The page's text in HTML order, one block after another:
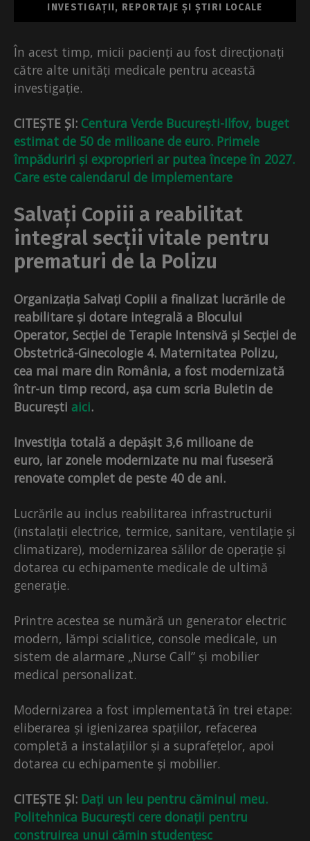
INVESTIGAȚII, REPORTAJE ȘI ȘTIRI LOCALE
În acest timp, micii pacienți au fost direcționați
către alte unități medicale pentru această
investigație.
CITEȘTE ȘI: Centura Verde București-Ilfov, buget
estimat de 50 de milioane de euro. Primele
împăduriri și exproprieri ar putea începe în 2027.
Care este calendarul de implementare
Salvați Copiii a reabilitat
integral secții vitale pentru
prematuri de la Polizu
Organizația Salvați Copiii a finalizat lucrările de
reabilitare și dotare integrală a Blocului
Operator, Secției de Terapie Intensivă și Secției de
Obstetrică-Ginecologie 4. Maternitatea Polizu,
cea mai mare din România, a fost modernizată
într-un timp record, așa cum scria Buletin de
București aici.
Investiția totală a depășit 3,6 milioane de
euro, iar zonele modernizate nu mai fuseseră
renovate complet de peste 40 de ani.
Lucrările au inclus reabilitarea infrastructurii
(instalații electrice, termice, sanitare, ventilație și
climatizare), modernizarea sălilor de operație și
dotarea cu echipamente medicale de ultimă
generație.
Printre acestea se numără un generator electric
modern, lămpi scialitice, console medicale, un
sistem de alarmare „Nurse Call” și mobilier
medical personalizat.
Modernizarea a fost implementată în trei etape:
eliberarea și igienizarea spațiilor, refacerea
completă a instalațiilor și a suprafețelor, apoi
dotarea cu echipamente și mobilier.
CITEȘTE ȘI: Dați un leu pentru căminul meu.
Politehnica București cere donații pentru
construirea unui cămin studențesc